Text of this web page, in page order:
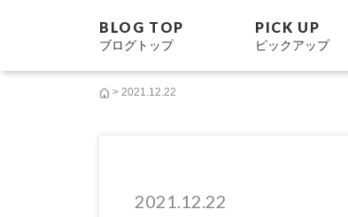
BLOG TOP
ブログトップ
PICK UP
ピックアップ
> 2021.12.22
2021.12.22